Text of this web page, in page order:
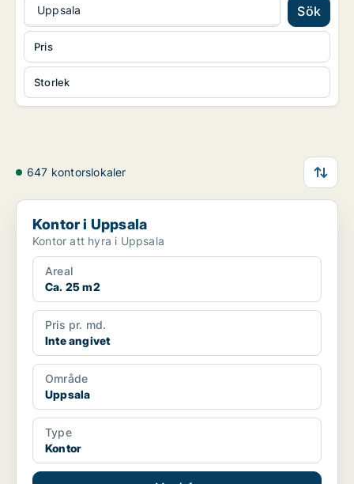
Uppsala Sök
Storlek
Pris
647 kontorslokaler
Kontor i Uppsala
Kontor i Uppsala
Kontor att hyra i Uppsala
Areal
Ca. 25 m2
Pris pr. md.
Inte angivet
Område
Uppsala
Type
Kontor